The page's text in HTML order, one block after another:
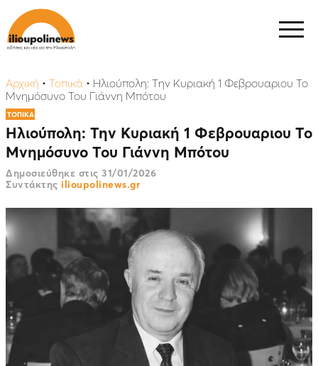
Αρχική • Τοπικά • Ηλιούπολη: Την Κυριακή 1 Φεβρουαριου Το
Μνημόσυνο Του Γιάννη Μπότου
ΤΟΠΙΚΑ
Ηλιούπολη: Την Κυριακή 1 Φεβρουαριου Το
Μνημόσυνο Του Γιάννη Μπότου
Δημοσιεύθηκε στις 31/01/2026
Συντάκτης ilioupolinews.gr